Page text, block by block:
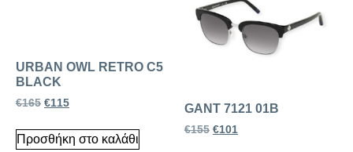
URBAN OWL RETRO C5
BLACK
€165 €115
Προσθήκη στο καλάθι
GANT 7121 01B
€155 €101